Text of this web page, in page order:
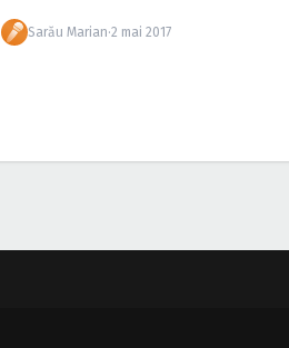
punţi de transfer între […]
Sarău Marian·2 mai 2017